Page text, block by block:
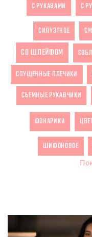
С РУКАВАМИ С
СИЛУЭТНОЕ
СО ШЛЕЙФОМ
СПУЩЕННЫЕ ПЛЕЧИКИ
СЪЕМНЫЕ РУКАВЧИКИ
ФОНАРИКИ
ШИФОНОВОЕ